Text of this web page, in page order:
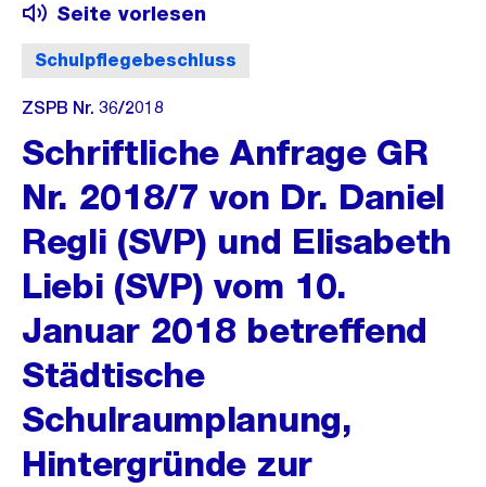
Schulpflegebeschluss
Seite vorlesen
ZSPB Nr. 36/2018
Schriftliche Anfrage GR
Nr. 2018/7 von Dr. Daniel
Regli (SVP) und Elisabeth
Liebi (SVP) vom 10.
Januar 2018 betreffend
Städtische
Schulraumplanung,
Hintergründe zur